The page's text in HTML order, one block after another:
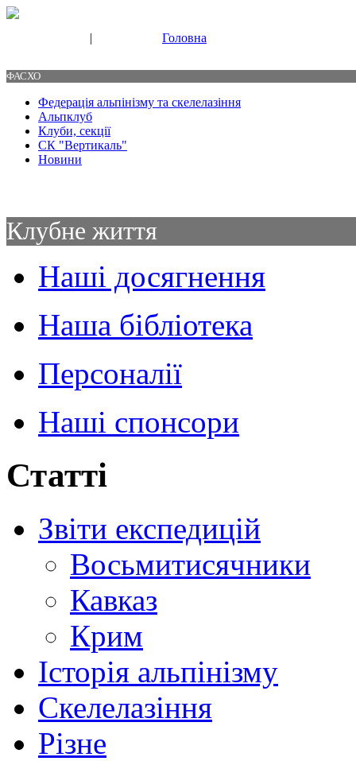
| Головна
ФАСХО
Федерація альпінізму та скелелазіння
Альпклуб
Клуби, секції
СК "Вертикаль"
Новини
Клубне життя
Наші досягнення
Наша бібліотека
Персоналії
Наші спонсори
Статті
Звіти експедицій
Восьмитисячники
Кавказ
Крим
Історія альпінізму
Скелелазіння
Різне